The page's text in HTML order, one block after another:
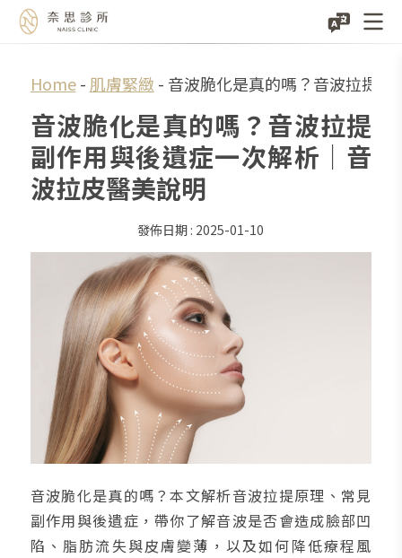
content
Home- 肌膚緊緻 - 音波脆化是真的嗎？音波拉提
音波脆化是真的嗎？音波拉提
副作用與後遺症一次解析｜音
波拉皮醫美說明
2025-01-10
音波脆化是真的嗎？本文解析音波拉提原理、常見
副作用與後遺症，帶你了解音波是否會造成臉部凹
陷、脂肪流失與皮膚變薄，以及如何降低療程風